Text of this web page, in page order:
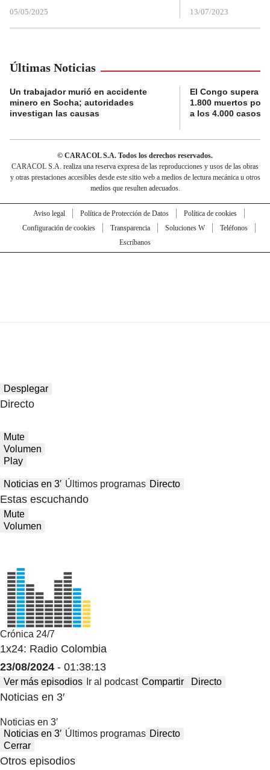
05/05/2025 13/07/2023
Últimas Noticias
Un trabajador murió en accidente
minero en Socha; autoridades
investigan las causas
El Congo supera
1.800 muertos por
a los 4.000 casos
© CARACOL S.A. Todos los derechos reservados.
CARACOL S.A. realiza una reserva expresa de las reproducciones y usos de las obras
y otras prestaciones accesibles desde este sitio web a medios de lectura mecánica u otros
medios que resulten adecuados.
Aviso legal Política de Protección de Datos
Política de cookies
Configuración de cookies
Transparencia Soluciones W
Teléfonos
Escríbanos
Desplegar
Directo
Mute
Volumen
Play
Noticias en 3′ Últimos programas Directo
Estas escuchando
Mute
Volumen
Crónica 24/7
1x24: Radio Colombia
23/08/2024 - 01:38:13
Ver más episodios Ir al podcast Compartir Directo
Noticias en 3′
Noticias en 3′
Noticias en 3′ Últimos programas Directo
Cerrar
Otros episodios